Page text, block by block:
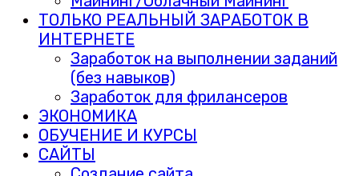
ТОЛЬКО РЕАЛЬНЫЙ ЗАРАБОТОК В
ИНТЕРНЕТЕ
Заработок на выполнении заданий
(без навыков)
Заработок для фрилансеров
ЭКОНОМИКА
ОБУЧЕНИЕ И КУРСЫ
САЙТЫ